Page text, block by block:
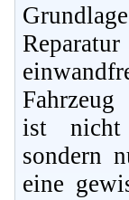
ist nicht
sondern
eine